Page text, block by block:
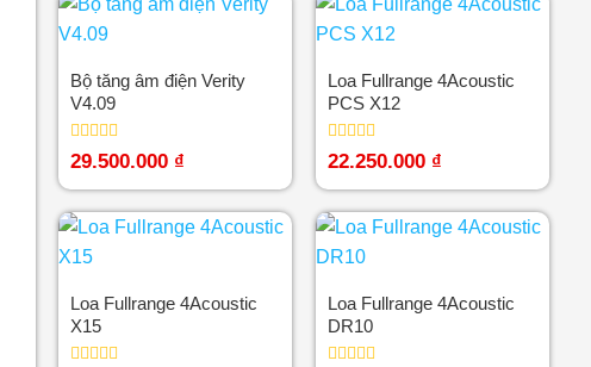
Bộ tăng âm điện Verity
V4.09
Được
xếp
hạng
5
sao
29.500.000 ₫
Loa Fullrange 4Acoustic
PCS X12
Được
xếp
hạng
5
sao
22.250.000 ₫
Loa Fullrange 4Acoustic
X15
Loa Fullrange 4Acoustic
DR10